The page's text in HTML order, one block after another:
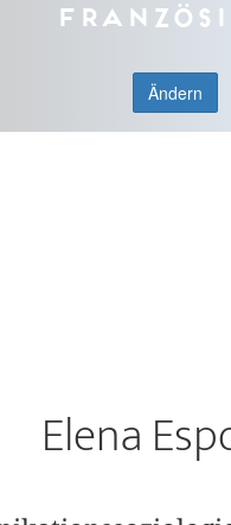
Ändern
Elena